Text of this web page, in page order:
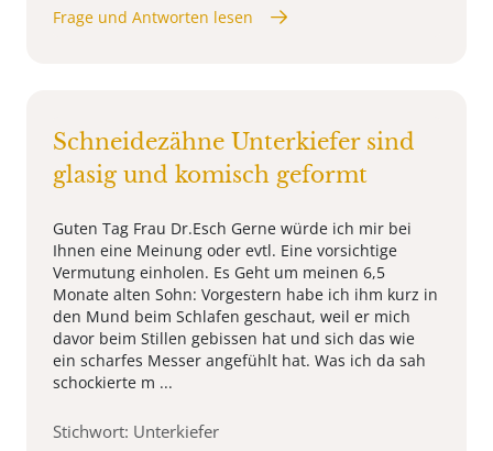
Frage und Antworten lesen
Schneidezähne Unterkiefer sind
glasig und komisch geformt
Guten Tag Frau Dr.Esch Gerne würde ich mir bei
Ihnen eine Meinung oder evtl. Eine vorsichtige
Vermutung einholen. Es Geht um meinen 6,5
Monate alten Sohn: Vorgestern habe ich ihm kurz in
den Mund beim Schlafen geschaut, weil er mich
davor beim Stillen gebissen hat und sich das wie
ein scharfes Messer angefühlt hat. Was ich da sah
schockierte m ...
Stichwort: Unterkiefer